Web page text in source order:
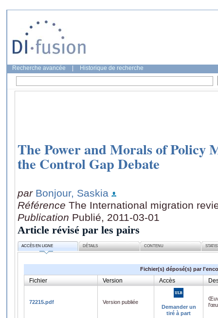
Recherche avancée Historique de recherche
The Power and Morals of Policy
the Control Gap Debate
par Bonjour, Saskia
Référence The International migration
Publication Publié, 2011-03-01
Article révisé par les pairs
ACCÈS EN LIGNE DÉTAILS CONTENU
Fichier(s) déposé(s) par
Fichier Version Accès
72215.pdf
Version publiée
Demander un
tiré à part